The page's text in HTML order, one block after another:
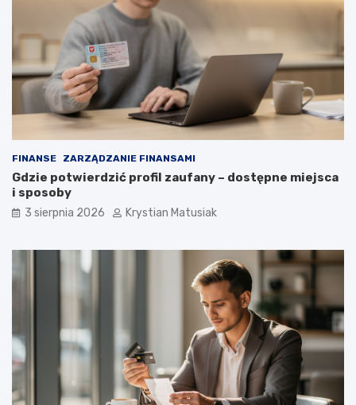
FINANSE ZARZĄDZANIE FINANSAMI
Gdzie potwierdzić profil zaufany – dostępne miejsca
i sposoby
3 sierpnia 2026 Krystian Matusiak